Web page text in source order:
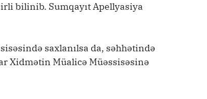
bilinib. Sumqayıt Apellyasiya
saxlanılsa da, səhhətində
Xidmətin Müalicə Müəssisəsinə